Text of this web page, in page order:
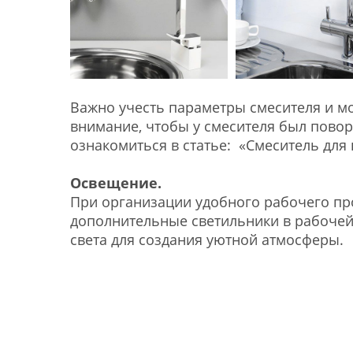
Важно учесть параметры смесителя и
внимание, чтобы у смесителя был
ознакомиться в статье: «Смеситель для
Освещение.
При организации удобного рабочего
дополнительные светильники в
света для создания уютной атмосферы.